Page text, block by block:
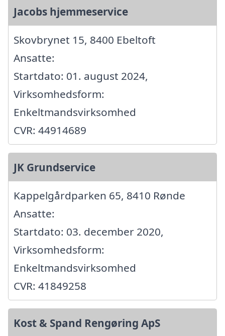
Jacobs hjemmeservice
Skovbrynet 15, 8400 Ebeltoft
Ansatte:
Startdato: 01. august 2024,
Virksomhedsform:
Enkeltmandsvirksomhed
CVR: 44914689
JK Grundservice
Kappelgårdparken 65, 8410 Rønde
Ansatte:
Startdato: 03. december 2020,
Virksomhedsform:
Enkeltmandsvirksomhed
CVR: 41849258
Kost & Spand Rengøring ApS